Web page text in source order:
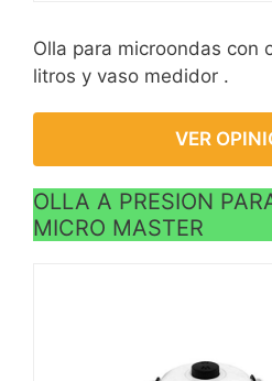
Olla para microondas con
litros y vaso medidor .
VER
OLLA A PRESION
MICRO MASTER